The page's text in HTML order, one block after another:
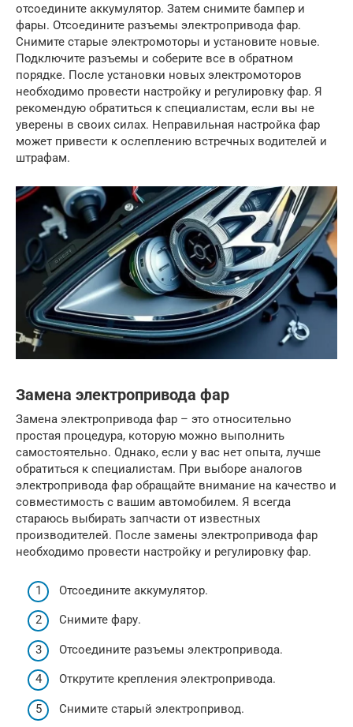
отсоедините аккумулятор. Затем снимите бампер и
фары. Отсоедините разъемы электропривода фар.
Снимите старые электромоторы и установите новые.
Подключите разъемы и соберите все в обратном
порядке. После установки новых электромоторов
необходимо провести настройку и регулировку фар. Я
рекомендую обратиться к специалистам, если вы не
уверены в своих силах. Неправильная настройка фар
может привести к ослеплению встречных водителей и
штрафам.
Замена электропривода фар
Замена электропривода фар – это относительно
простая процедура, которую можно выполнить
самостоятельно. Однако, если у вас нет опыта, лучше
обратиться к специалистам. При выборе аналогов
электропривода фар обращайте внимание на качество и
совместимость с вашим автомобилем. Я всегда
стараюсь выбирать запчасти от известных
производителей. После замены электропривода фар
необходимо провести настройку и регулировку фар.
Отсоедините аккумулятор.
Снимите фару.
Отсоедините разъемы электропривода.
Открутите крепления электропривода.
Снимите старый электропривод.